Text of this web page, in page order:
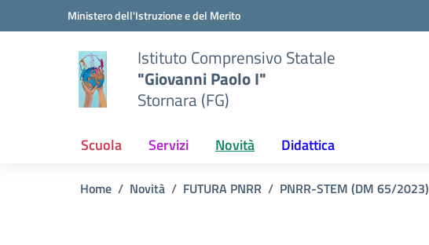
Vai ai contenuti
Vai al menu di navigazioneMinistero dell'Istruzione e del Merito
Istituto Comprensivo Statale
"Giovanni Paolo I"
Stornara (FG)
Scuola Servizi Novità Didattica
Home Novità FUTURA PNRR PNRR-STEM (DM 65/2023)